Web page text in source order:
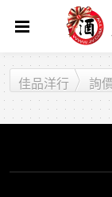
佳品洋行 詢